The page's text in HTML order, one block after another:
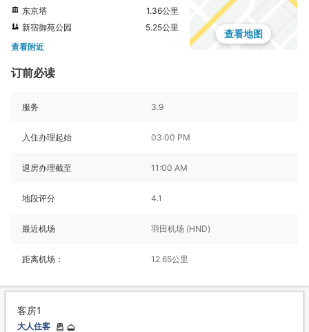
东京塔
1.36公里
新宿御苑公园
5.25公里
查看附近
查看地图
订前必读
服务 3.9
入住办理起始 03:00 PM
退房办理截至 11:00 AM
地段评分 4.1
最近机场 羽田机场 (HND)
距离机场： 12.65公里
客房1
大人住客